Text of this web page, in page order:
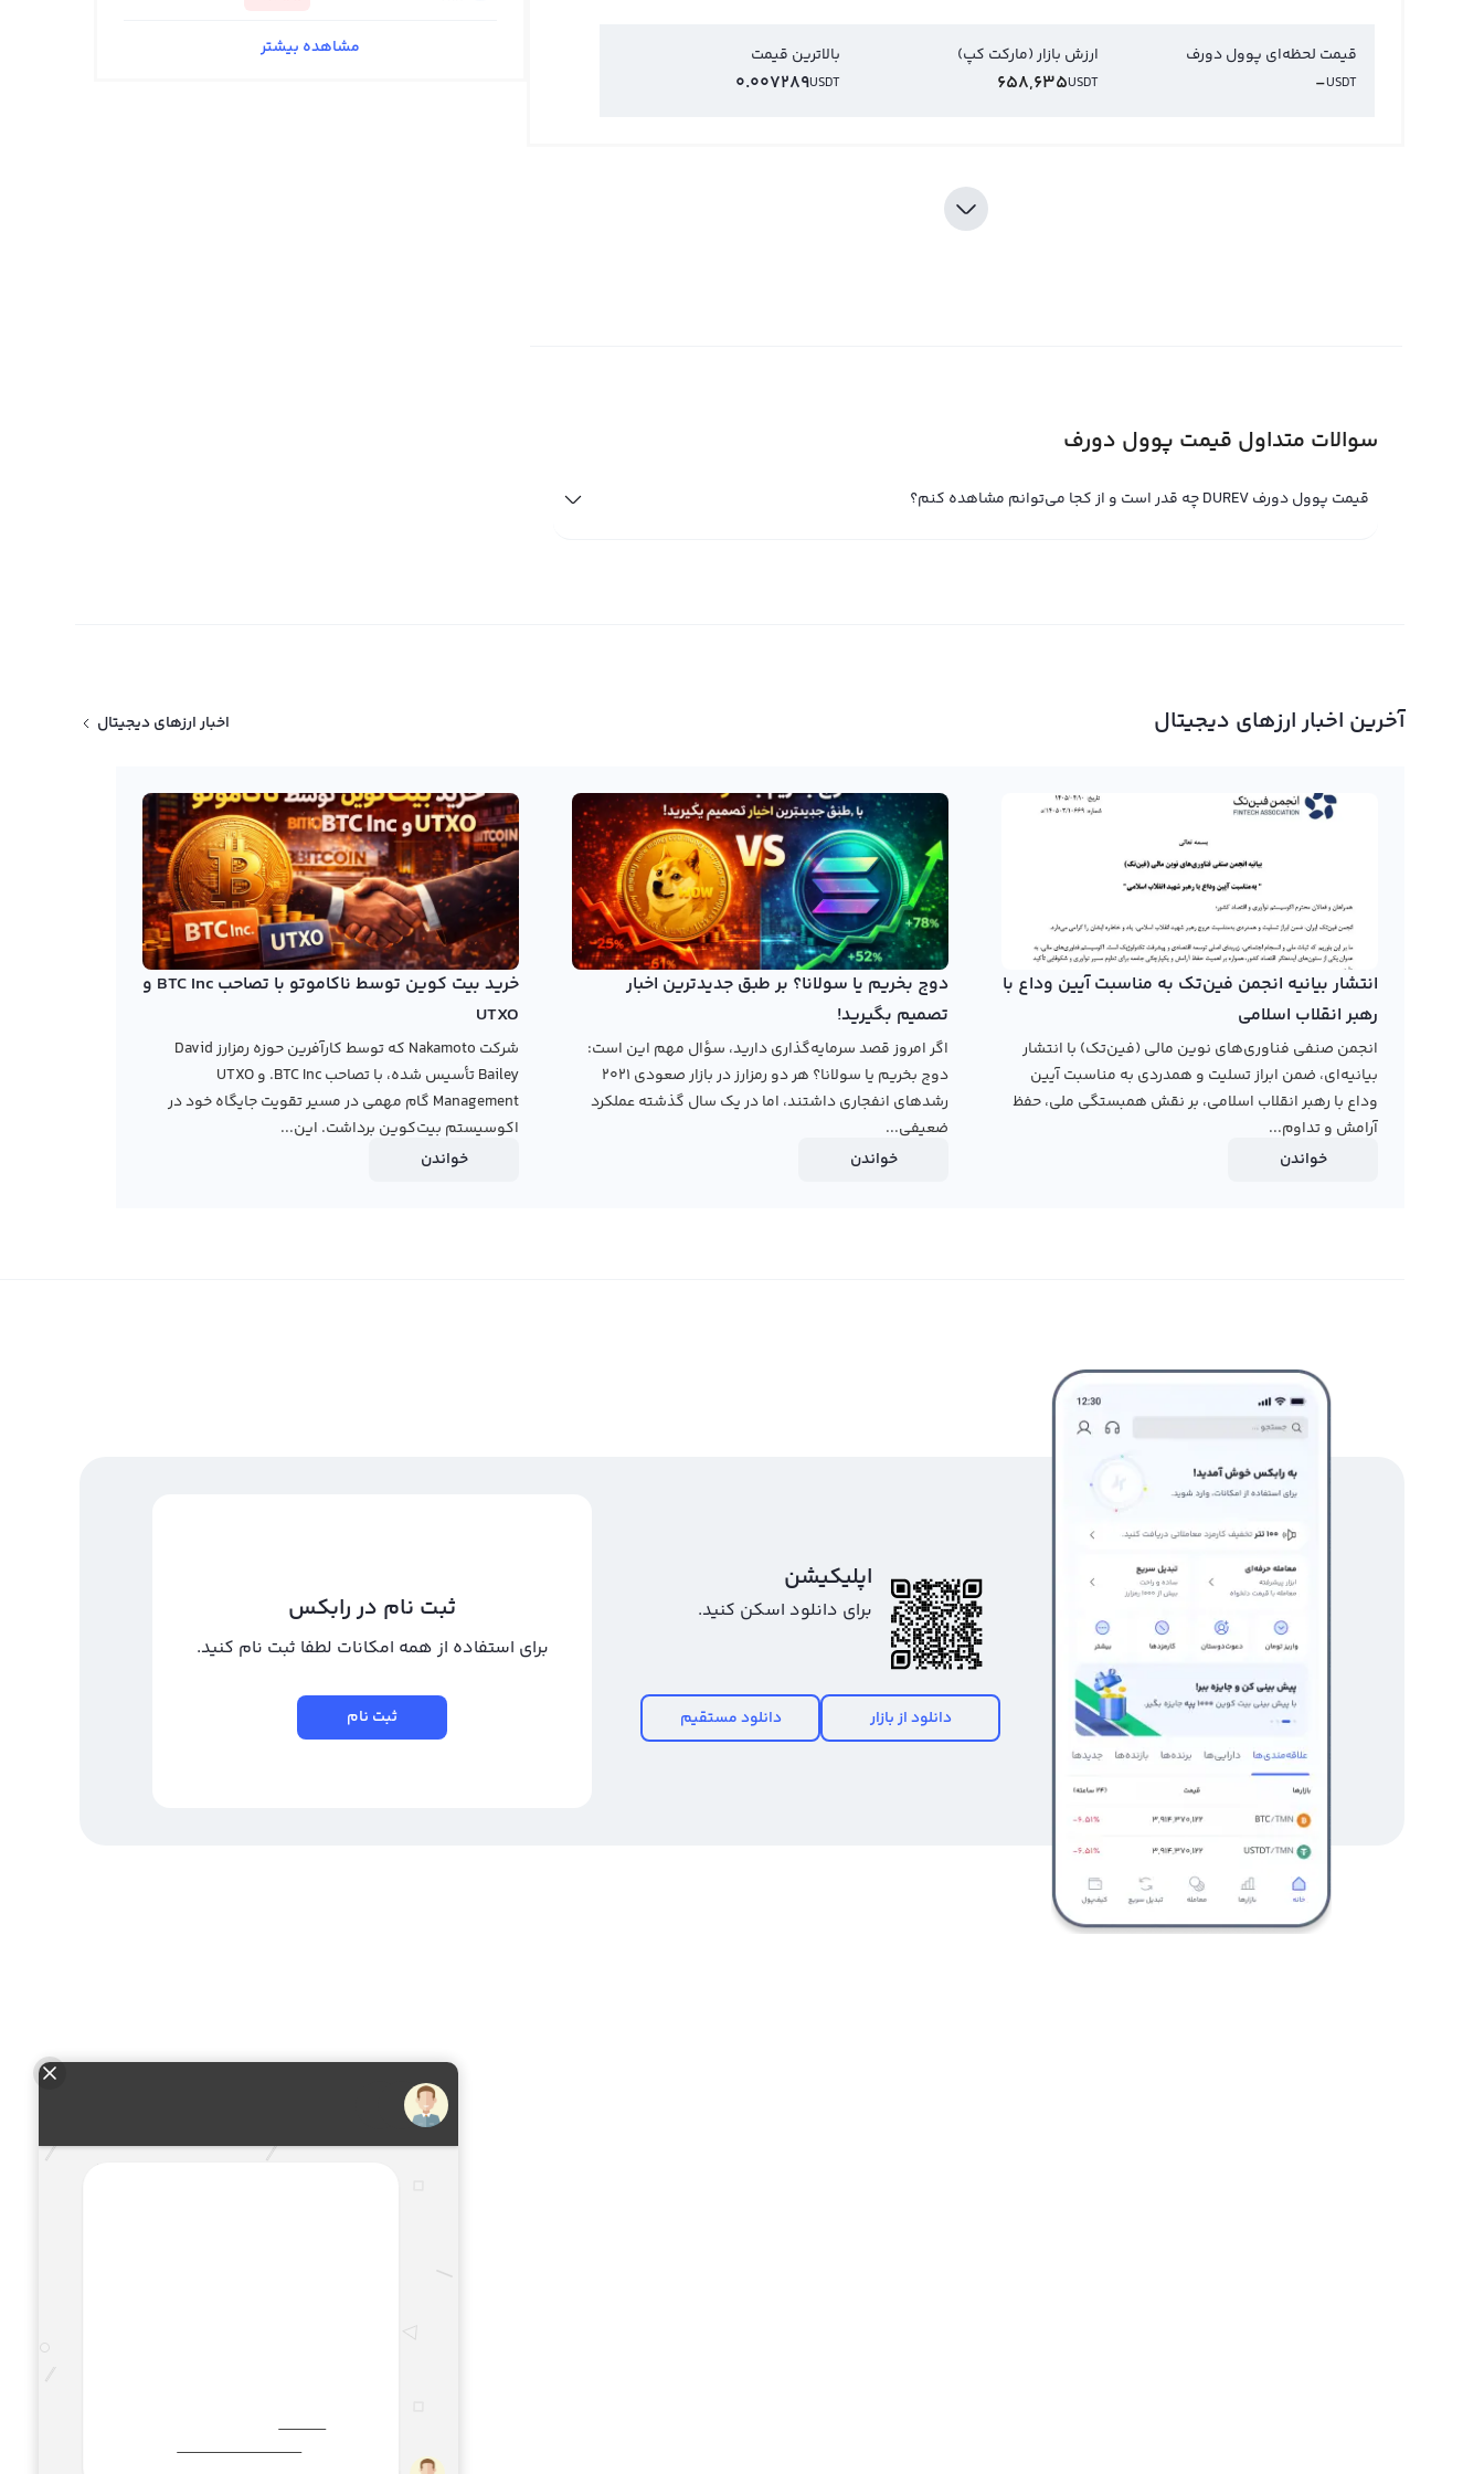
قیمت لحظه‌ای پوول دورف
USDT
-
ارزش بازار (مارکت کپ)
USDT
658,635
بالاترین قیمت
USDT
0.007289
سوالات متداول قیمت پوول دورف
قیمت پوول دورف DUREV چه قدر است و از کجا می‌توانم مشاهده کنم؟
آخرین اخبار ارزهای دیجیتال اخبار ارزهای دیجیتال
انتشار بیانیه انجمن فین‌تک به مناسبت آیین وداع با
رهبر انقلاب اسلامی
انجمن صنفی فناوری‌های نوین مالی (فین‌تک) با انتشار
بیانیه‌ای، ضمن ابراز تسلیت و همدردی به مناسبت آیین
وداع با رهبر انقلاب اسلامی، بر نقش همبستگی ملی، حفظ
آرامش و تداوم...
خواندن
دوج بخریم یا سولانا؟ بر طبق جدیدترین اخبار
تصمیم بگیرید!
اگر امروز قصد سرمایه‌گذاری دارید، سؤال مهم این است:
دوج بخریم یا سولانا؟ هر دو رمزارز در بازار صعودی ۲۰۲۱
رشدهای انفجاری داشتند، اما در یک سال گذشته عملکرد
ضعیفی...
خواندن
خرید بیت کوین توسط ناکاموتو با تصاحب BTC Inc و
UTXO
شرکت Nakamoto که توسط کارآفرین حوزه رمزارز David
Bailey تأسیس شده، با تصاحب BTC Inc. و UTXO
Management گام مهمی در مسیر تقویت جایگاه خود در
اکوسیستم بیت‌کوین برداشت. این...
خواندن
اپلیکیشن
برای دانلود اسکن کنید.
دانلود از بازار دانلود مستقیم
ثبت نام در رابکس
برای استفاده از همه امکانات لطفا ثبت نام کنید.
ثبت نام
مشاهده بیشتر